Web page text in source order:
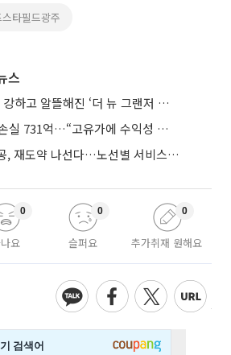
타필드광주
스
효율·AI 더했다…더 강하고 알뜰해진 ‘더 뉴 그랜저 하이브리드’
진에어, 2분기 영업손실 731억…“고유가에 수익성 악화”
새출발 트리니티항공, 재도약 나선다…노선별 서비스 차별화
요
0
슬퍼요
0
추가취재 원해요
0